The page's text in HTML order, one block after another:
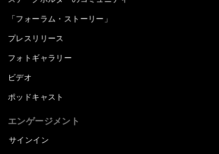
「フォーラム・ストーリー」
プレスリリース
フォトギャラリー
ビデオ
ポッドキャスト
エンゲージメント
サインイン